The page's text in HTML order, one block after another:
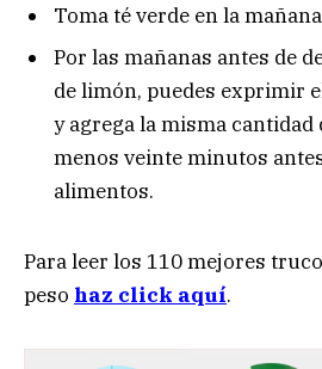
Toma té verde en la
Por las mañanas antes de
de limón, puedes exprimir
y agrega la misma cantidad
menos veinte minutos
alimentos.
Para leer los 110 mejores
peso haz click aquí.